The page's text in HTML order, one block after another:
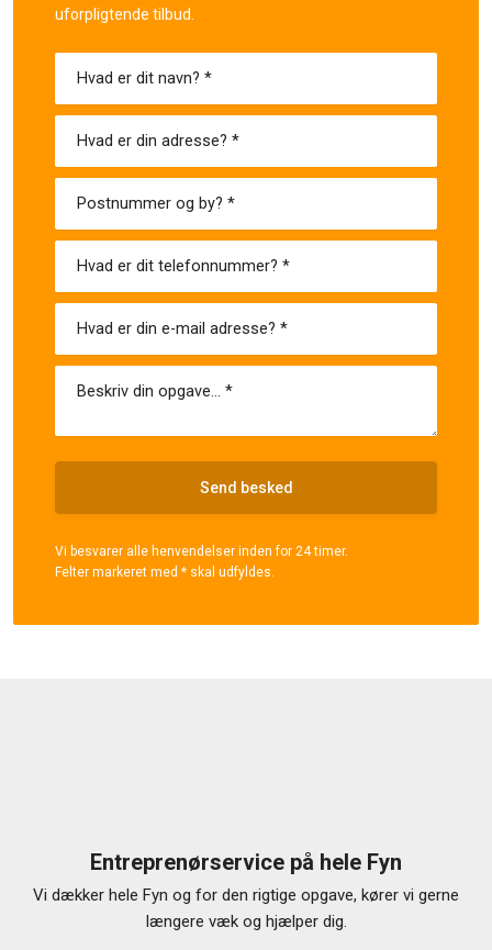
uforpligtende tilbud.
Vi besvarer alle henvendelser inden for 24 timer.
Felter markeret med * skal udfyldes.​​
Entreprenørservice på hele Fyn
Vi dækker hele Fyn og for den rigtige opgave, kører vi gerne
længere væk og hjælper dig.